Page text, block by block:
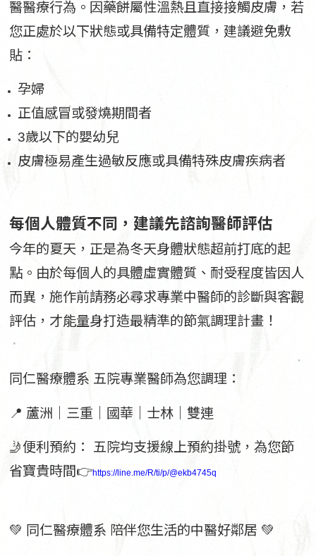
醫醫療行為。因藥餅屬性溫熱且直接接觸皮膚，若
您正處於以下狀態或具備特定體質，建議避免敷
貼：
孕婦
正值感冒或發燒期間者
3歲以下的嬰幼兒
皮膚極易產生過敏反應或具備特殊皮膚疾病者
每個人體質不同，建議先諮詢醫師評估
今年的夏天，正是為冬天身體狀態超前打底的起
點。由於每個人的具體虛實體質、耐受程度皆因人
而異，施作前請務必尋求專業中醫師的診斷與客觀
評估，才能量身打造最精準的節氣調理計畫！
同仁醫療體系 五院專業醫師為您調理：
📍 蘆洲｜三重｜國華｜士林｜雙連
🤳便利預約： 五院均支援線上預約掛號，為您節
省寶貴時間👉https://line.me/R/ti/p/@ekb4745q
💚 同仁醫療體系 陪伴您生活的中醫好鄰居 💚